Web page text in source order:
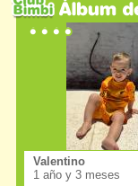
Valentino
1 año y 3 meses